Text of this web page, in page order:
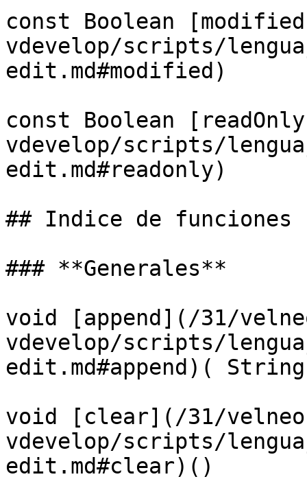
const Boolean
vdevelop/scripts/
edit.md#modified)
const Boolean
vdevelop/scripts/
edit.md#readonly)
## Indice de funciones
### **Generales**
void [append](/31/
vdevelop/scripts/
edit.md#append)(
void [clear](/31/
vdevelop/scripts/
edit.md#clear)()